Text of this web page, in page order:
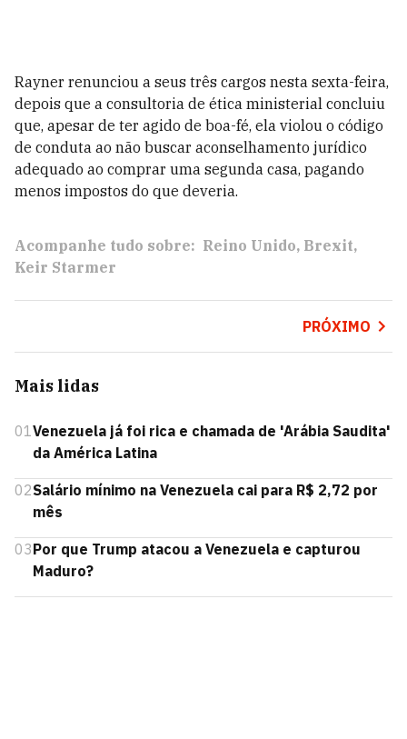
Rayner renunciou a seus três cargos nesta sexta-feira,
depois que a consultoria de ética ministerial concluiu
que, apesar de ter agido de boa-fé, ela violou o código
de conduta ao não buscar aconselhamento jurídico
adequado ao comprar uma segunda casa, pagando
menos impostos do que deveria.
Acompanhe tudo sobre: Reino Unido Brexit
Keir Starmer
PRÓXIMO
Mais lidas
01 Venezuela já foi rica e chamada de 'Arábia Saudita'
da América Latina
02Salário mínimo na Venezuela cai para R$ 2,72 por
mês
03Por que Trump atacou a Venezuela e capturou
Maduro?